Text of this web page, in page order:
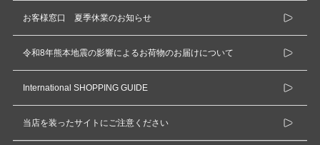
お客様窓口 夏季休業のお知らせ
令和8年熊本地震の影響によるお荷物のお届けについて
International SHOPPING GUIDE
当店を装ったサイトにご注意ください